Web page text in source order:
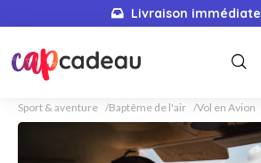
Livraison immédiate
Sport & aventure Baptême de l'air Vol en Avion